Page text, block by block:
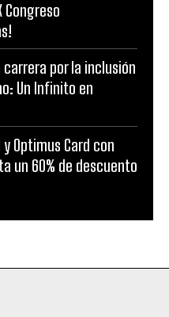
Congreso
carrera por la inclusión
Un Infinito en
Optimus Card con
un 60% de descuento